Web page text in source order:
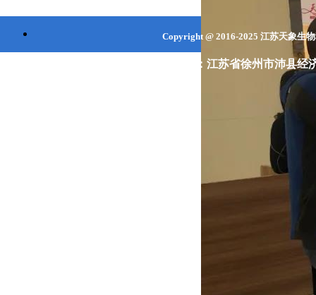
Copyright @ 2016-2025江苏天象生
联系地址：江苏省徐州市沛县经